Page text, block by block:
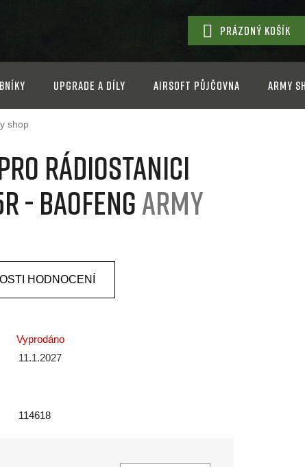
NÁKUPNÍ
KOŠÍK
PRÁZDNÝ KOŠÍK
Upgrade a díly Airsoft půjčovna Army
shop
rádiostanici
- BaofengArmy
HODNOCENÍ
Vyprodáno
11.1.2027
114618